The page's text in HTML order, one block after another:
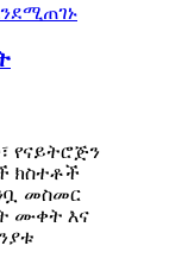
የናይትሮጅን
ክስተቶች
መስመር
ሙቀት እና